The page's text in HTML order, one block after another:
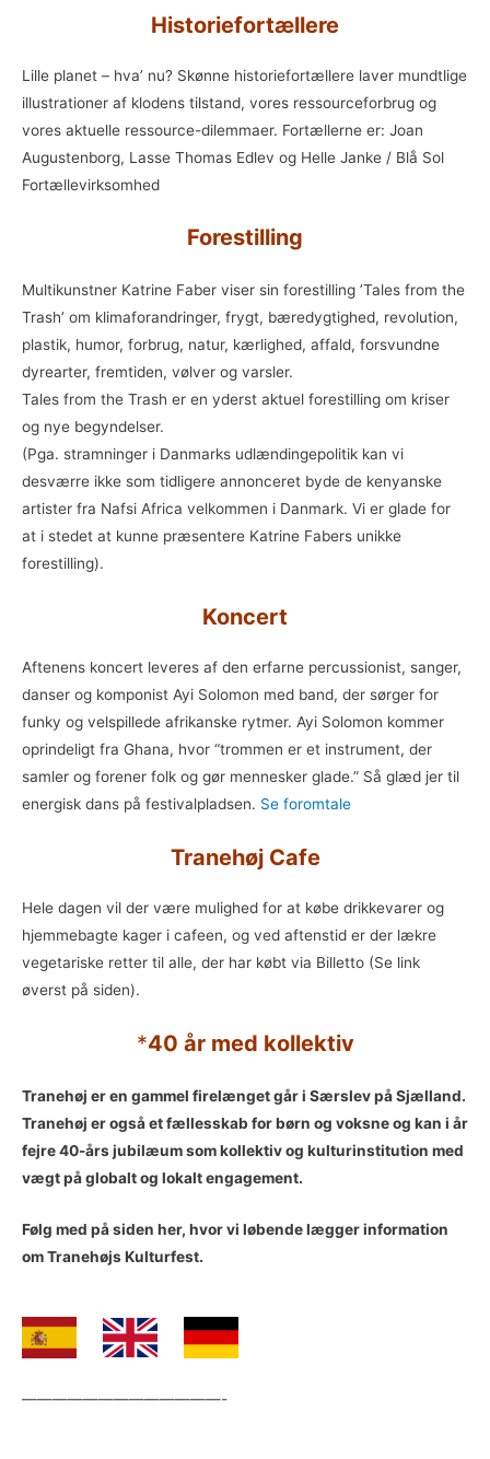
Historiefortællere
Lille planet – hva’ nu? Skønne historiefortællere laver mundtlige
illustrationer af klodens tilstand, vores ressourceforbrug og
vores aktuelle ressource-dilemmaer. Fortællerne er: Joan
Augustenborg, Lasse Thomas Edlev og Helle Janke / Blå Sol
Fortællevirksomhed
Forestilling
Multikunstner Katrine Faber viser sin forestilling ’Tales from the
Trash’ om klimaforandringer, frygt, bæredygtighed, revolution,
plastik, humor, forbrug, natur, kærlighed, affald, forsvundne
dyrearter, fremtiden, vølver og varsler.
Tales from the Trash er en yderst aktuel forestilling om kriser
og nye begyndelser.
(Pga. stramninger i Danmarks udlændingepolitik kan vi
desværre ikke som tidligere annonceret byde de kenyanske
artister fra Nafsi Africa velkommen i Danmark. Vi er glade for
at i stedet at kunne præsentere Katrine Fabers unikke
forestilling).
Koncert
Aftenens koncert leveres af den erfarne percussionist, sanger,
danser og komponist Ayi Solomon med band, der sørger for
funky og velspillede afrikanske rytmer. Ayi Solomon kommer
oprindeligt fra Ghana, hvor “trommen er et instrument, der
samler og forener folk og gør mennesker glade.” Så glæd jer til
energisk dans på festivalpladsen. Se foromtale
Tranehøj Cafe
Hele dagen vil der være mulighed for at købe drikkevarer og
hjemmebagte kager i cafeen, og ved aftenstid er der lækre
vegetariske retter til alle, der har købt via Billetto (Se link
øverst på siden).
*40 år med kollektiv
Tranehøj er en gammel firelænget går i Særslev på Sjælland.
Tranehøj er også et fællesskab for børn og voksne og kan i år
fejre 40-års jubilæum som kollektiv og kulturinstitution med
vægt på globalt og lokalt engagement.
Følg med på siden her, hvor vi løbende lægger information
om Tranehøjs Kulturfest.
—————————————-